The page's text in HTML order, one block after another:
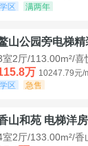
学区
满两年
山公园旁电梯精
室2厅/113.00m²/喜
万 10247.79元/
学区
急售
山和苑 电梯洋
室2厅/133.00m²/香